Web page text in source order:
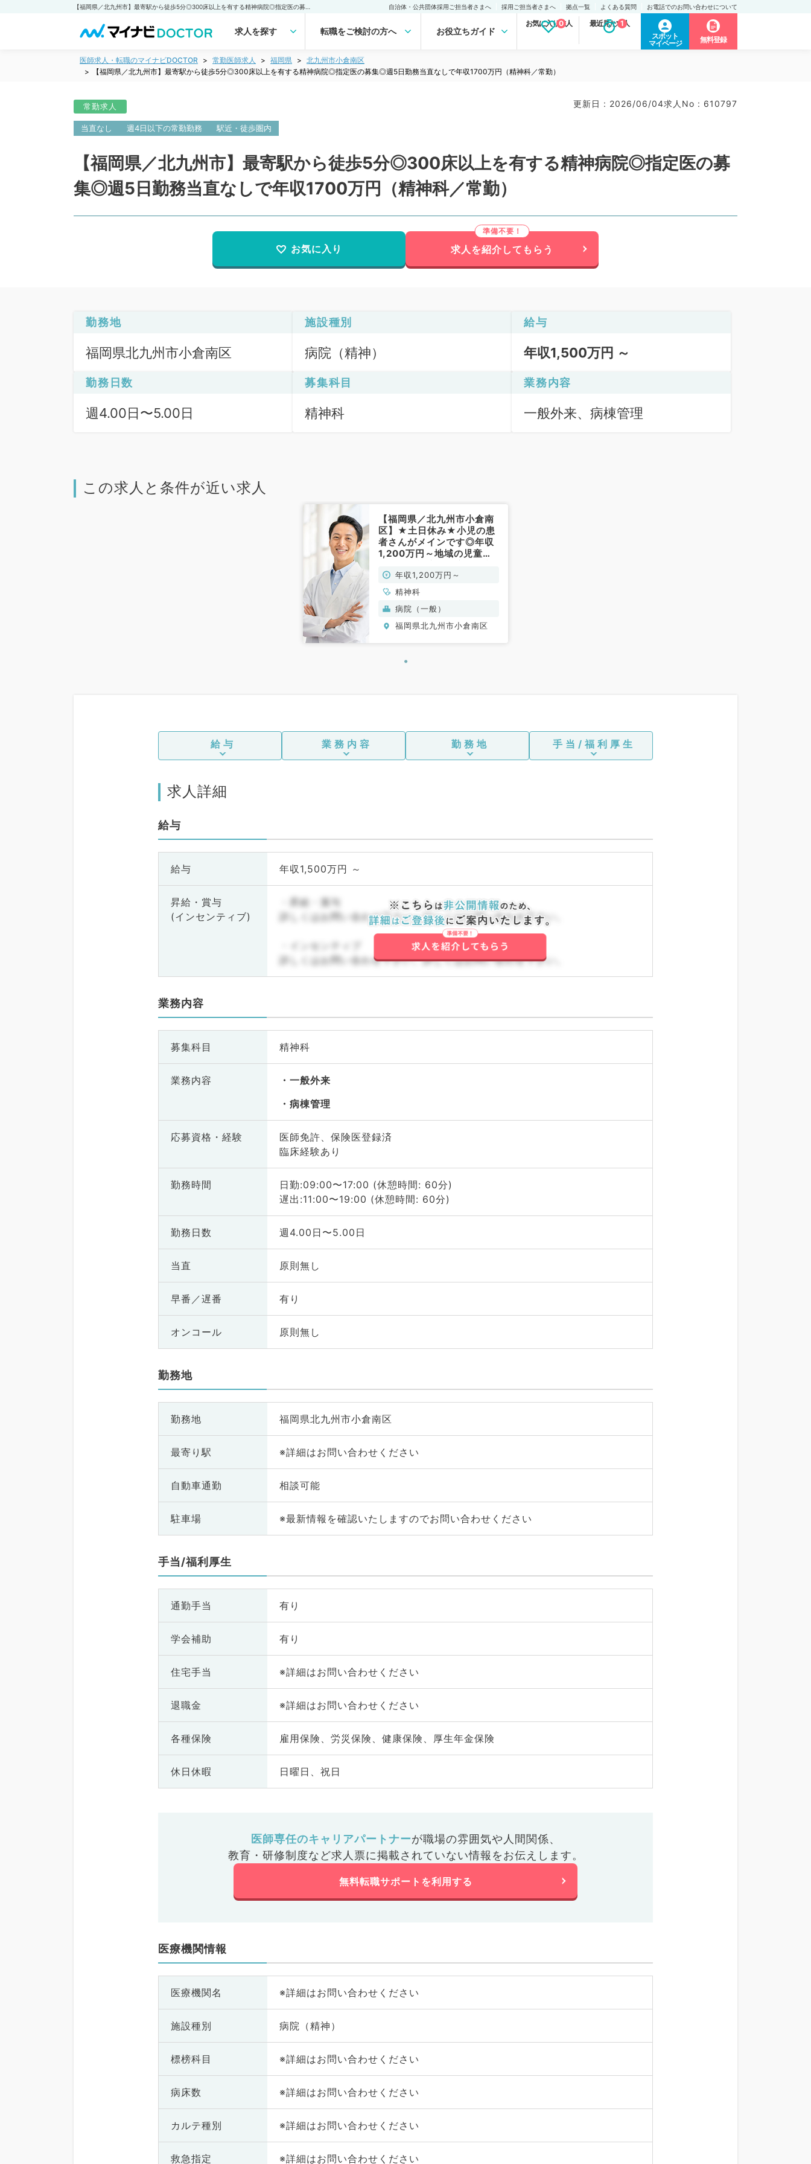
自治体・公共団体採用ご担当者さまへ 採用ご担当者さまへ 拠点一覧 よくある質問 お電話でのお問い合わせについて
求人を探す 転職をご検討の方へ お役立ちガイド
お気に入り求人
0 最近見た求人
1
スポット
マイページ
無料登録
医師求人・転職のマイナビDOCTOR 常勤医師求人 福岡県
北九州市小倉南区
【福岡県／北九州市】最寄駅から徒歩5分◎300床以上を有する精神病院◎指定医の募集◎週5日勤務当直なしで年収1700万円（精神科／常勤）
常勤求人 更新日 : 2026/06/04求人No : 610797
当直なし 週4日以下の常勤勤務 駅近・徒歩圏内
【福岡県／北九州市】最寄駅から徒歩5分◎300床以上を有する精神病院◎指定医の募
集◎週5日勤務当直なしで年収1700万円（精神科／常勤）
お気に入り 求人を紹介してもらう
勤務地
福岡県北九州市小倉南区
施設種別
病院（精神）
給与
年収1,500万円 ～
勤務日数
週4.00日〜5.00日
募集科目
精神科
業務内容
一般外来、病棟管理
この求人と条件が近い求人
【福岡県／北九州市小倉南
区】★土日休み★小児の患
者さんがメインです◎年収
1,200万円～地域の児童・
を担っています（精神科／
常勤）
年収1,200万円～
精神科
病院（一般）
福岡県北九州市小倉南区
給与 業務内容 勤務地 手当/福利厚生
求人詳細
給与
給与 年収1,500万円 ～
昇給・賞与
(インセンティブ)
・昇給・賞与
詳しくはお問い合わせ下さい。詳しくはお問い合わせ下さい。
・インセンティブ
詳しくはお問い合わせ下さい。詳しくはお問い合わせ下さい。
業務内容
募集科目 精神科
業務内容
一般外来
病棟管理
応募資格・ 経験
医師免許、保険医登録済
臨床経験あり
勤務時間
日勤:09:00〜17:00 (休憩時間: 60分)
遅出:11:00〜19:00 (休憩時間: 60分)
勤務日数 週4.00日〜5.00日
当直 原則無し
早番／遅番 有り
オンコール 原則無し
勤務地
勤務地 福岡県北九州市小倉南区
最寄り駅 ※詳細はお問い合わせください
自動車通勤 相談可能
駐車場 ※最新情報を確認いたしますのでお問い合わせください
手当/福利厚生
通勤手当 有り
学会補助 有り
住宅手当 ※詳細はお問い合わせください
退職金 ※詳細はお問い合わせください
各種保険 雇用保険、労災保険、健康保険、厚生年金保険
休日休暇 日曜日、祝日
医師専任のキャリアパートナーが職場の雰囲気や人間関係、
教育・研修制度など求人票に掲載されていない情報をお伝えします。
無料転職サポートを利用する
医療機関情報
医療機関名 ※詳細はお問い合わせください
施設種別 病院（精神）
標榜科目 ※詳細はお問い合わせください
病床数 ※詳細はお問い合わせください
カルテ種別 ※詳細はお問い合わせください
救急指定 ※詳細はお問い合わせください